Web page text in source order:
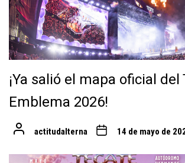
¡Ya salió el mapa oficial del
Emblema 2026!
actitudalterna 14 de mayo de